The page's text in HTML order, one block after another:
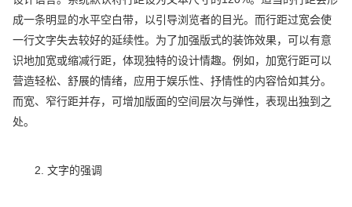
成一条明显的水平空白带，以引导浏览者的目光。而行距过宽会使
一行文字失去较好的延续性。为了加强版式的装饰效果，可以有意
识地加宽或缩减行距，体现独特的设计情趣。例如，加宽行距可以
营造轻松、舒展的情绪，应用于娱乐性、抒情性的内容恰如其分。
而宽、窄行距并存，可增加版面的空间层次与弹性，表现出独到之
处。
2. 文字的强调